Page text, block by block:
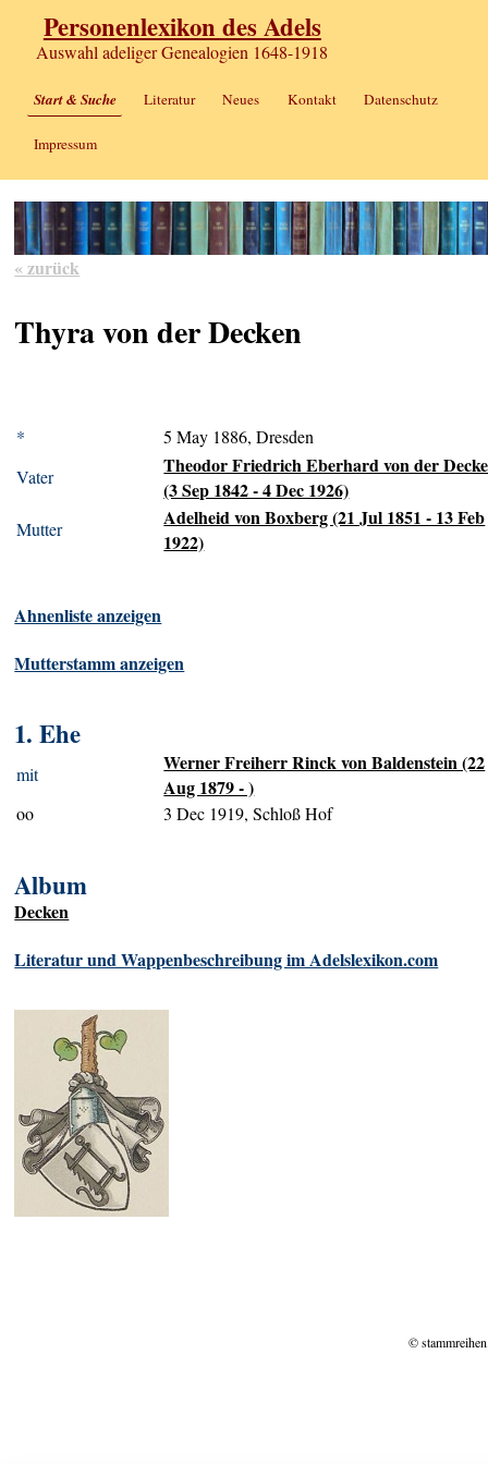
Personenlexikon des Adels
Auswahl adeliger Genealogien 1648-1918
Start & Suche Literatur Neues Kontakt Datenschutz
Impressum
« zurück
Thyra von der Decken
*
5 May 1886, Dresden
Vater
Theodor Friedrich Eberhard von der
(3 Sep 1842 - 4 Dec 1926)
Mutter
Adelheid von Boxberg (21 Jul 1851 - 13 Feb
1922)
Ahnenliste anzeigen
Mutterstamm anzeigen
1. Ehe
mit
Werner Freiherr Rinck von Baldenstein (22
Aug 1879 - )
oo 3 Dec 1919, Schloß Hof
Album
Decken
Literatur und Wappenbeschreibung im Adelslexikon.com
©